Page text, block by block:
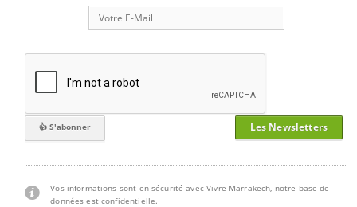
Les Newsletters
Vos informations sont en sécurité avec Vivre Marrakech, notre base de
données est confidentielle.